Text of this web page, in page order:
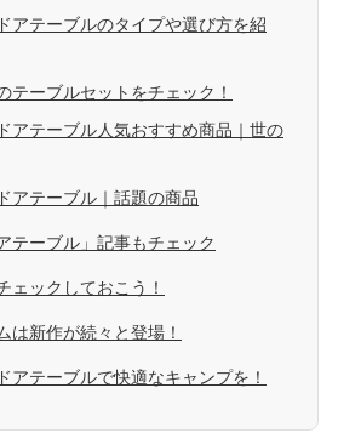
アテーブルのタイプや選び方を紹
テーブルセットをチェック！
アテーブル人気おすすめ商品｜世の
アテーブル｜話題の商品
テーブル」記事もチェック
ェックしておこう！
は新作が続々と登場！
アテーブルで快適なキャンプを！